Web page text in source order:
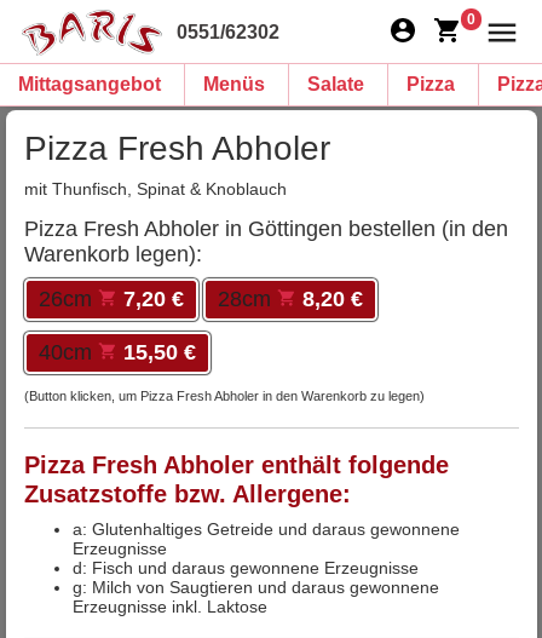
0551/62302
0
Mittagsangebot Menüs Salate Pizza
Pizza Fresh Abholer
mit Thunfisch, Spinat & Knoblauch
Pizza Fresh Abholer in Göttingen bestellen (in den
Warenkorb legen):
26cm
7,20 € 28cm 8,20 €
40cm 15,50 €
(Button klicken, um Pizza Fresh Abholer in den Warenkorb zu legen)
Pizza Fresh Abholer enthält folgende
Zusatzstoffe bzw. Allergene:
a: Glutenhaltiges Getreide und daraus gewonnene
Erzeugnisse
d: Fisch und daraus gewonnene Erzeugnisse
g: Milch von Saugtieren und daraus gewonnene
Erzeugnisse inkl. Laktose